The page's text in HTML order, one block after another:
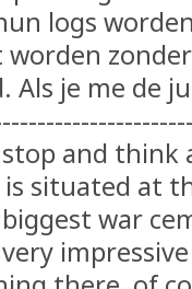
logs
je me de
and
situated at
war